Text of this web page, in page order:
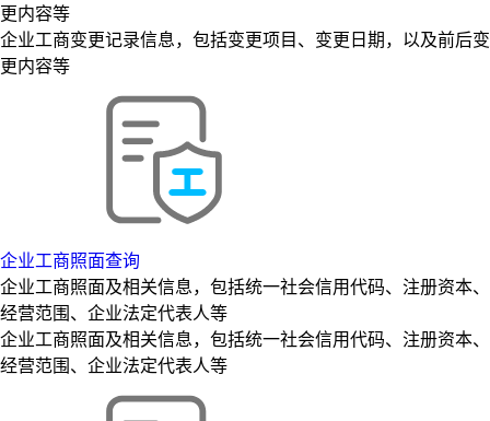
更内容等
企业工商变更记录信息，包括变更项目、变更日期，以及前后变
更内容等
企业工商照面查询
企业工商照面及相关信息，包括统一社会信用代码、注册资本、
经营范围、企业法定代表人等
企业工商照面及相关信息，包括统一社会信用代码、注册资本、
经营范围、企业法定代表人等